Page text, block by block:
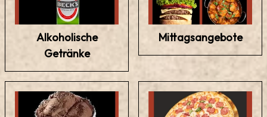
Alkoholische
Getränke
Mittagsangebote